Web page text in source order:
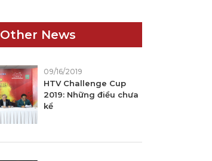
FILM
Other News
09/16/2019
HTV Challenge Cup
2019: Những điều chưa
kể